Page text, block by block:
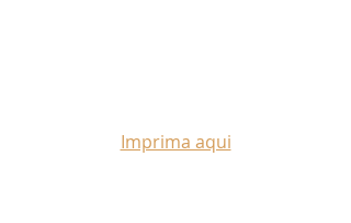
Imprima aqui